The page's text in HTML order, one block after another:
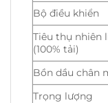
Bộ điều khiển
Tiêu thụ nhiên
(100% tải)
Bồn dầu chân
Trọng lượng